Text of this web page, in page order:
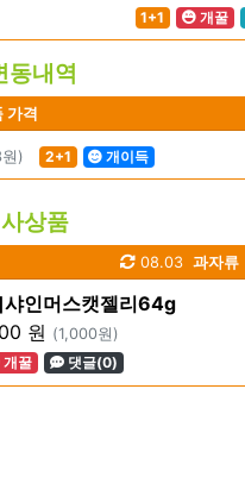
1+1
개꿀
동내역
가격
) 2+1 개이득
상품
과자류
08.03
인머스캣젤리64g
원 (1,000원)
개꿀 댓글(0)